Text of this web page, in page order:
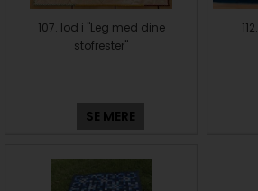
107. lod i "Leg med dine
stofrester"
SE MERE